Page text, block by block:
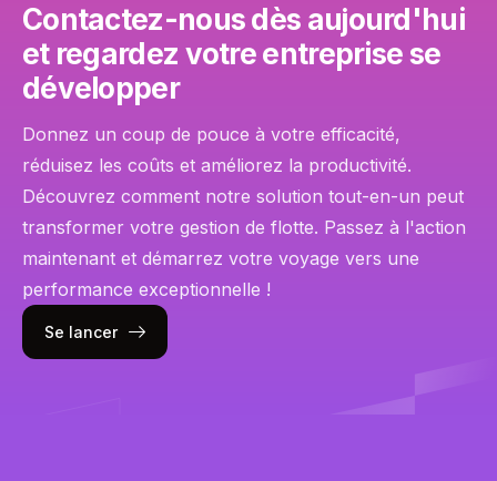
Contactez-nous dès aujourd'hui
et regardez votre entreprise se
développer
Donnez un coup de pouce à votre efficacité,
réduisez les coûts et améliorez la productivité.
Découvrez comment notre solution tout-en-un peut
transformer votre gestion de flotte. Passez à l'action
maintenant et démarrez votre voyage vers une
performance exceptionnelle !
Se lancer